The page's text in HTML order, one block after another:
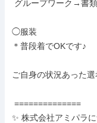
◯服装
＊普段着でOKです♪
ご自身の状況あった
✨ 株式会社アミパラ